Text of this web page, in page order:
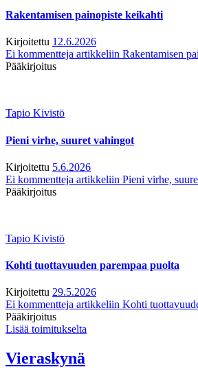
Rakentamisen painopiste keikahti
Kirjoitettu 12.6.2026
Ei kommentteja artikkeliin Rakentamisen
Pääkirjoitus
Tapio Kivistö
Pieni virhe, suuret vahingot
Kirjoitettu 5.6.2026
Ei kommentteja artikkeliin Pieni virhe,
Pääkirjoitus
Tapio Kivistö
Kohti tuottavuuden parempaa puolta
Kirjoitettu 29.5.2026
Ei kommentteja artikkeliin Kohti
Pääkirjoitus
Lisää toimitukselta
Vieraskynä